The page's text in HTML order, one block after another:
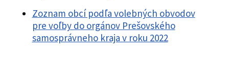
Zoznam obcí podľa volebných obvodov
pre voľby do orgánov Prešovského
samosprávneho kraja v roku 2022